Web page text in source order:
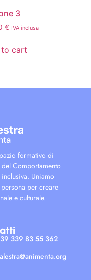
3
€ IVA inclusa
to cart
formativo di
Comportamento
Uniamo
per creare
e culturale.
339 83 55 362